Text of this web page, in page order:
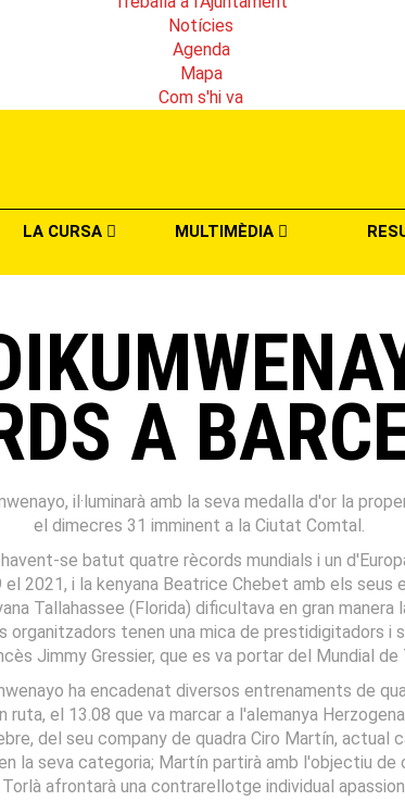
Notícies
Agenda
Mapa
Com s'hi va
LA CURSA MULTIMÈDIA
A
il·luminarà amb la seva medalla d'or la
el dimecres 31 imminent a la Ciutat Comtal.
se batut quatre rècords mundials i un
2021, i la kenyana Beatrice Chebet amb els
Tallahassee (Florida) dificultava en gran
organitzadors tenen una mica de prestidigitadors
Jimmy Gressier, que es va portar del Mundial de
ha encadenat diversos entrenaments de
el 13.08 que va marcar a l'alemanya
del seu company de quadra Ciro Martín, actual
la seva categoria; Martín partirà amb l'objectiu
afrontarà una contrarellotge individual